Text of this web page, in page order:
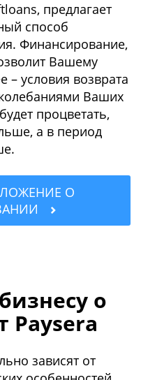
предлагает
способ
Финансирование,
Вашему
– условия возврата
Ваших
процветать,
а в период
О
о
Paysera
зависят от